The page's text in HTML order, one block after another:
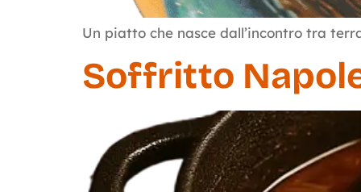
Un piatto che nasce dall’incontro tra
Soffritto